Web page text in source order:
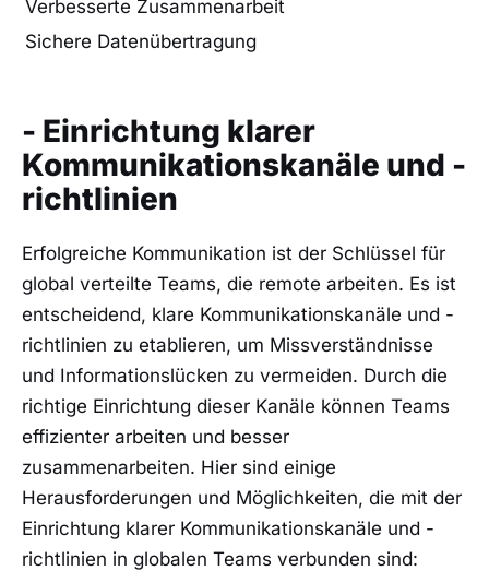
Verbesserte Zusammenarbeit
Sichere ⁣Datenübertragung
- Einrichtung klarer
Kommunikationskanäle⁤ und -
richtlinien
Erfolgreiche Kommunikation ist⁢ der Schlüssel für
global verteilte​ Teams, die remote ⁢arbeiten. Es ⁢ist
entscheidend, ‌klare⁤ Kommunikationskanäle und -
richtlinien ‍zu etablieren, um ‍Missverständnisse
und Informationslücken zu vermeiden. Durch⁣ die
richtige ‌Einrichtung dieser Kanäle können Teams
effizienter arbeiten und besser
zusammenarbeiten. Hier⁤ sind einige
Herausforderungen⁢ und⁢ Möglichkeiten, die⁤ mit der
Einrichtung klarer Kommunikationskanäle und -
richtlinien in globalen Teams verbunden sind: